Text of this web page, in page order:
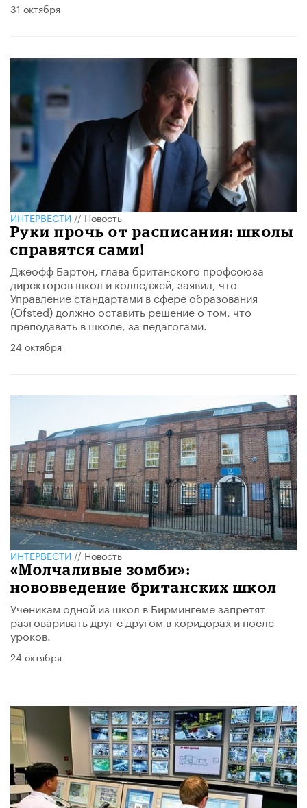
31 октября
ИНТЕРВЕСТИ//Новость
Руки прочь от расписания: школы
справятся сами!
Джеофф Бартон, глава британского профсоюза
директоров школ и колледжей, заявил, что
Управление стандартами в сфере образования
(Ofsted) должно оставить решение о том, что
преподавать в школе, за педагогами.
24 октября
ИНТЕРВЕСТИ//Новость
«Молчаливые зомби»:
нововведение британских школ
Ученикам одной из школ в Бирмингеме запретят
разговаривать друг с другом в коридорах и после
уроков.
24 октября